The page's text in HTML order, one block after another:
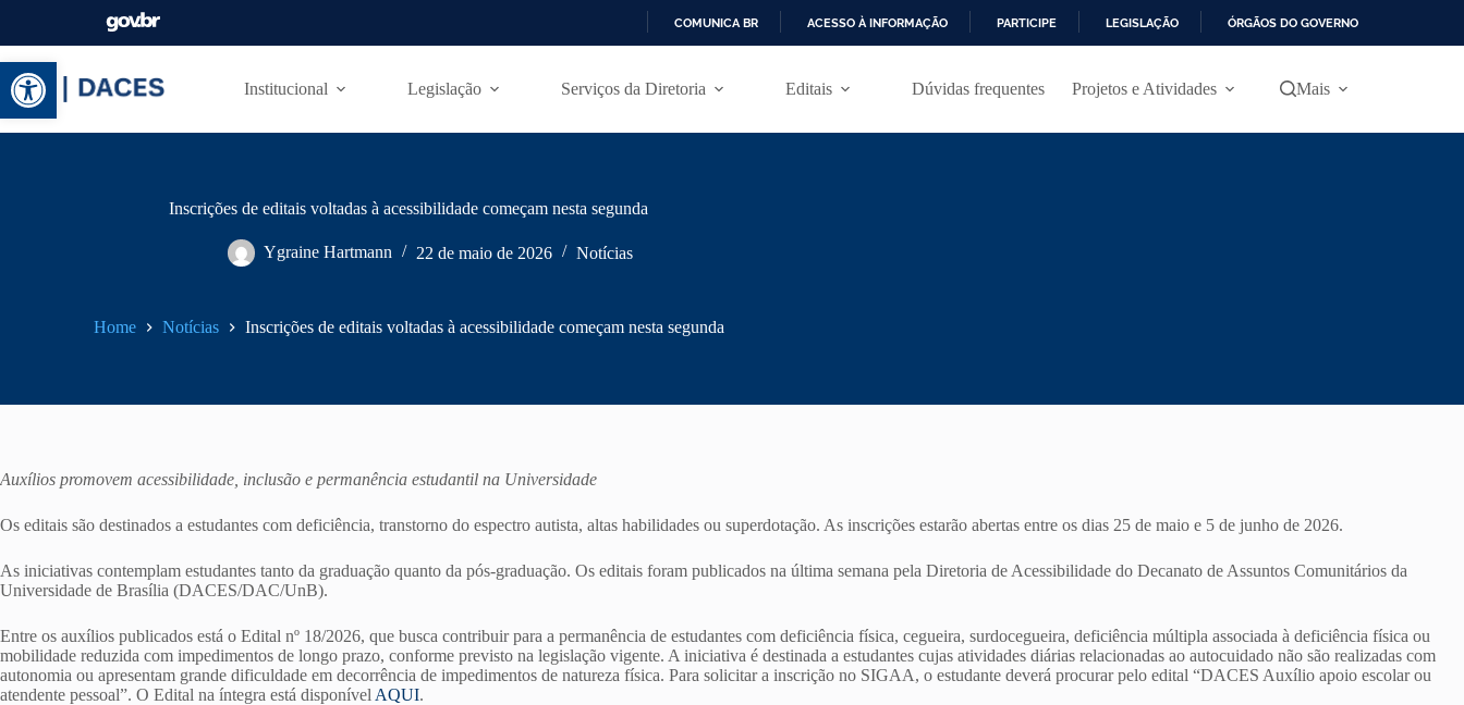
Abrir a barra de ferramentas
R
COMUNICA BR ACESSO À INFORMAÇÃO PARTICIPE LEGISLAÇÃO ÓRGÃOS DO GOVERNO
Institucional Legislação Serviços da Diretoria Editais Dúvidas frequentes Projetos e Atividades Mais
Inscrições de editais voltadas à acessibilidade começam nesta segunda
Ygraine Hartmann 22 de maio de 2026 Notícias
Home Notícias Inscrições de editais voltadas à acessibilidade começam nesta segunda
Auxílios promovem acessibilidade, inclusão e permanência estudantil na Universidade
Os editais são destinados a estudantes com deficiência, transtorno do espectro autista, altas habilidades ou superdotação. As inscrições estarão abertas entre os dias 25 de maio e 5 de junho de 2026.
As iniciativas contemplam estudantes tanto da graduação quanto da pós-graduação. Os editais foram publicados na última semana pela Diretoria de Acessibilidade do Decanato de Assuntos Comunitários da
Universidade de Brasília (DACES/DAC/UnB).
Entre os auxílios publicados está o Edital nº 18/2026, que busca contribuir para a permanência de estudantes com deficiência física, cegueira, surdocegueira, deficiência múltipla associada à deficiência física ou
mobilidade reduzida com impedimentos de longo prazo, conforme previsto na legislação vigente. A iniciativa é destinada a estudantes cujas atividades diárias relacionadas ao autocuidado não são realizadas com
autonomia ou apresentam grande dificuldade em decorrência de impedimentos de natureza física. Para solicitar a inscrição no SIGAA, o estudante deverá procurar pelo edital “DACES Auxílio apoio escolar ou
atendente pessoal”. O Edital na íntegra está disponível AQUI.